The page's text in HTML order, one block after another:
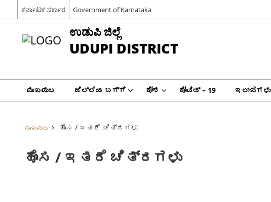
ಕರ್ನಾಟಕ ಸರ್ಕಾರ Government of Karnataka
ಉಡುಪಿ ಜಿಲ್ಲೆ
UDUPI DISTRICT
ಮುಖಪುಟ ಜಿಲ್ಲೆಯ ಬಗ್ಗೆ ಕೋಶ ಕೋವಿಡ್ – 19 ಇಲಾಖೆಗಳು
ಮುಖಪುಟ ಹೊಸ / ಇತರೆ ಚಿತ್ರಗಳು
ಹೊಸ / ಇತರೆ ಚಿತ್ರಗಳು